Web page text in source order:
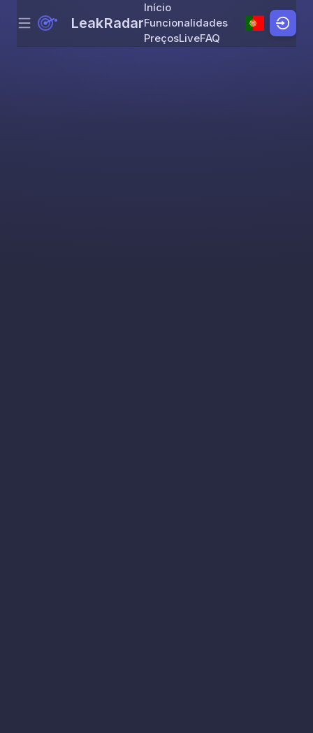
Skip to content
Menu LeakRadar
Início
Funcionalidades
PreçosLiveFAQ